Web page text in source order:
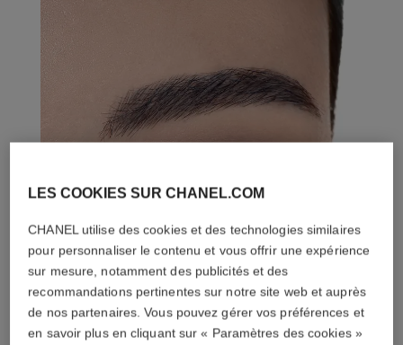
LES COOKIES SUR CHANEL.COM
CHANEL utilise des cookies et des technologies similaires
pour personnaliser le contenu et vous offrir une expérience
sur mesure, notamment des publicités et des
recommandations pertinentes sur notre site web et auprès
de nos partenaires. Vous pouvez gérer vos préférences et
en savoir plus en cliquant sur « Paramètres des cookies »